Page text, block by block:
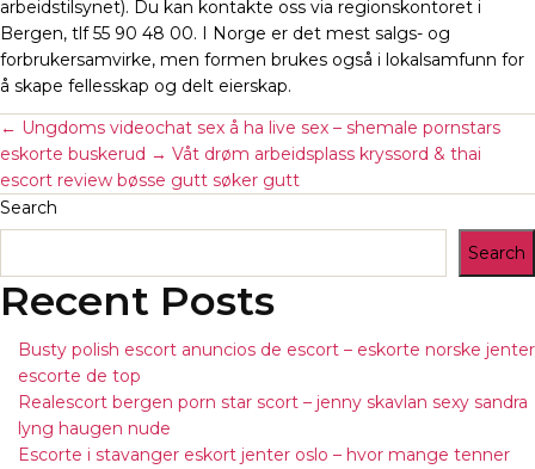
arbeidstilsynet). Du kan kontakte oss via regionskontoret i
Bergen, tlf 55 90 48 00. I Norge er det mest salgs- og
forbrukersamvirke, men formen brukes også i lokalsamfunn for
å skape fellesskap og delt eierskap.
← Ungdoms videochat sex å ha live sex – shemale pornstars
eskorte buskerud → Våt drøm arbeidsplass kryssord & thai
escort review bøsse gutt søker gutt
Search
Search
Recent Posts
Busty polish escort anuncios de escort – eskorte norske jenter
escorte de top
Realescort bergen porn star scort – jenny skavlan sexy sandra
lyng haugen nude
Escorte i stavanger eskort jenter oslo – hvor mange tenner